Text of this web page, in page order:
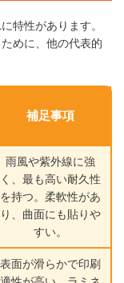
特性があります。
めに、他の代表的
補足事項
雨風や紫外線に強
く、最も高い耐久性
を持つ。柔軟性があ
り、曲面にも貼りや
すい。
表面が滑らかで印刷